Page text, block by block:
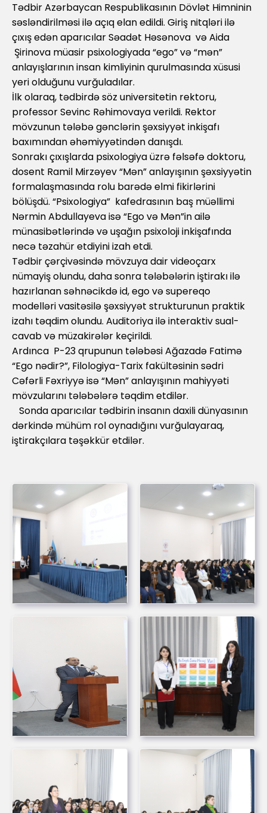
Tədbir Azərbaycan Respublikasının Dövlət Himninin
səsləndirilməsi ilə açıq elan edildi. Giriş nitqləri ilə
çıxış edən aparıcılar Səadət Həsənova və Aida
Şirinova müasir psixologiyada “ego” və “mən”
anlayışlarının insan kimliyinin qurulmasında xüsusi
yeri olduğunu vurğuladılar.
İlk olaraq, tədbirdə söz universitetin rektoru,
professor Sevinc Rəhimovaya verildi. Rektor
mövzunun tələbə gənclərin şəxsiyyət inkişafı
baxımından əhəmiyyətindən danışdı.
Sonrakı çıxışlarda psixologiya üzrə fəlsəfə doktoru,
dosent Ramil Mirzəyev “Mən” anlayışının şəxsiyyətin
formalaşmasında rolu barədə elmi fikirlərini
bölüşdü. “Psixologiya” kafedrasının baş müəllimi
Nərmin Abdullayeva isə “Ego və Mən”in ailə
münasibətlərində və uşağın psixoloji inkişafında
necə təzahür etdiyini izah etdi.
Tədbir çərçivəsində mövzuya dair videoçarx
nümayiş olundu, daha sonra tələbələrin iştirakı ilə
hazırlanan səhnəcikdə id, ego və supereqo
modelləri vasitəsilə şəxsiyyət strukturunun praktik
izahı təqdim olundu. Auditoriya ilə interaktiv sual-
cavab və müzakirələr keçirildi.
Ardınca P-23 qrupunun tələbəsi Ağazadə Fatimə
“Ego nədir?”, Filologiya-Tarix fakültəsinin sədri
Cəfərli Fəxriyyə isə “Mən” anlayışının mahiyyəti
mövzularını tələbələrə təqdim etdilər.
Sonda aparıcılar tədbirin insanın daxili dünyasının
dərkində mühüm rol oynadığını vurğulayaraq,
iştirakçılara təşəkkür etdilər.